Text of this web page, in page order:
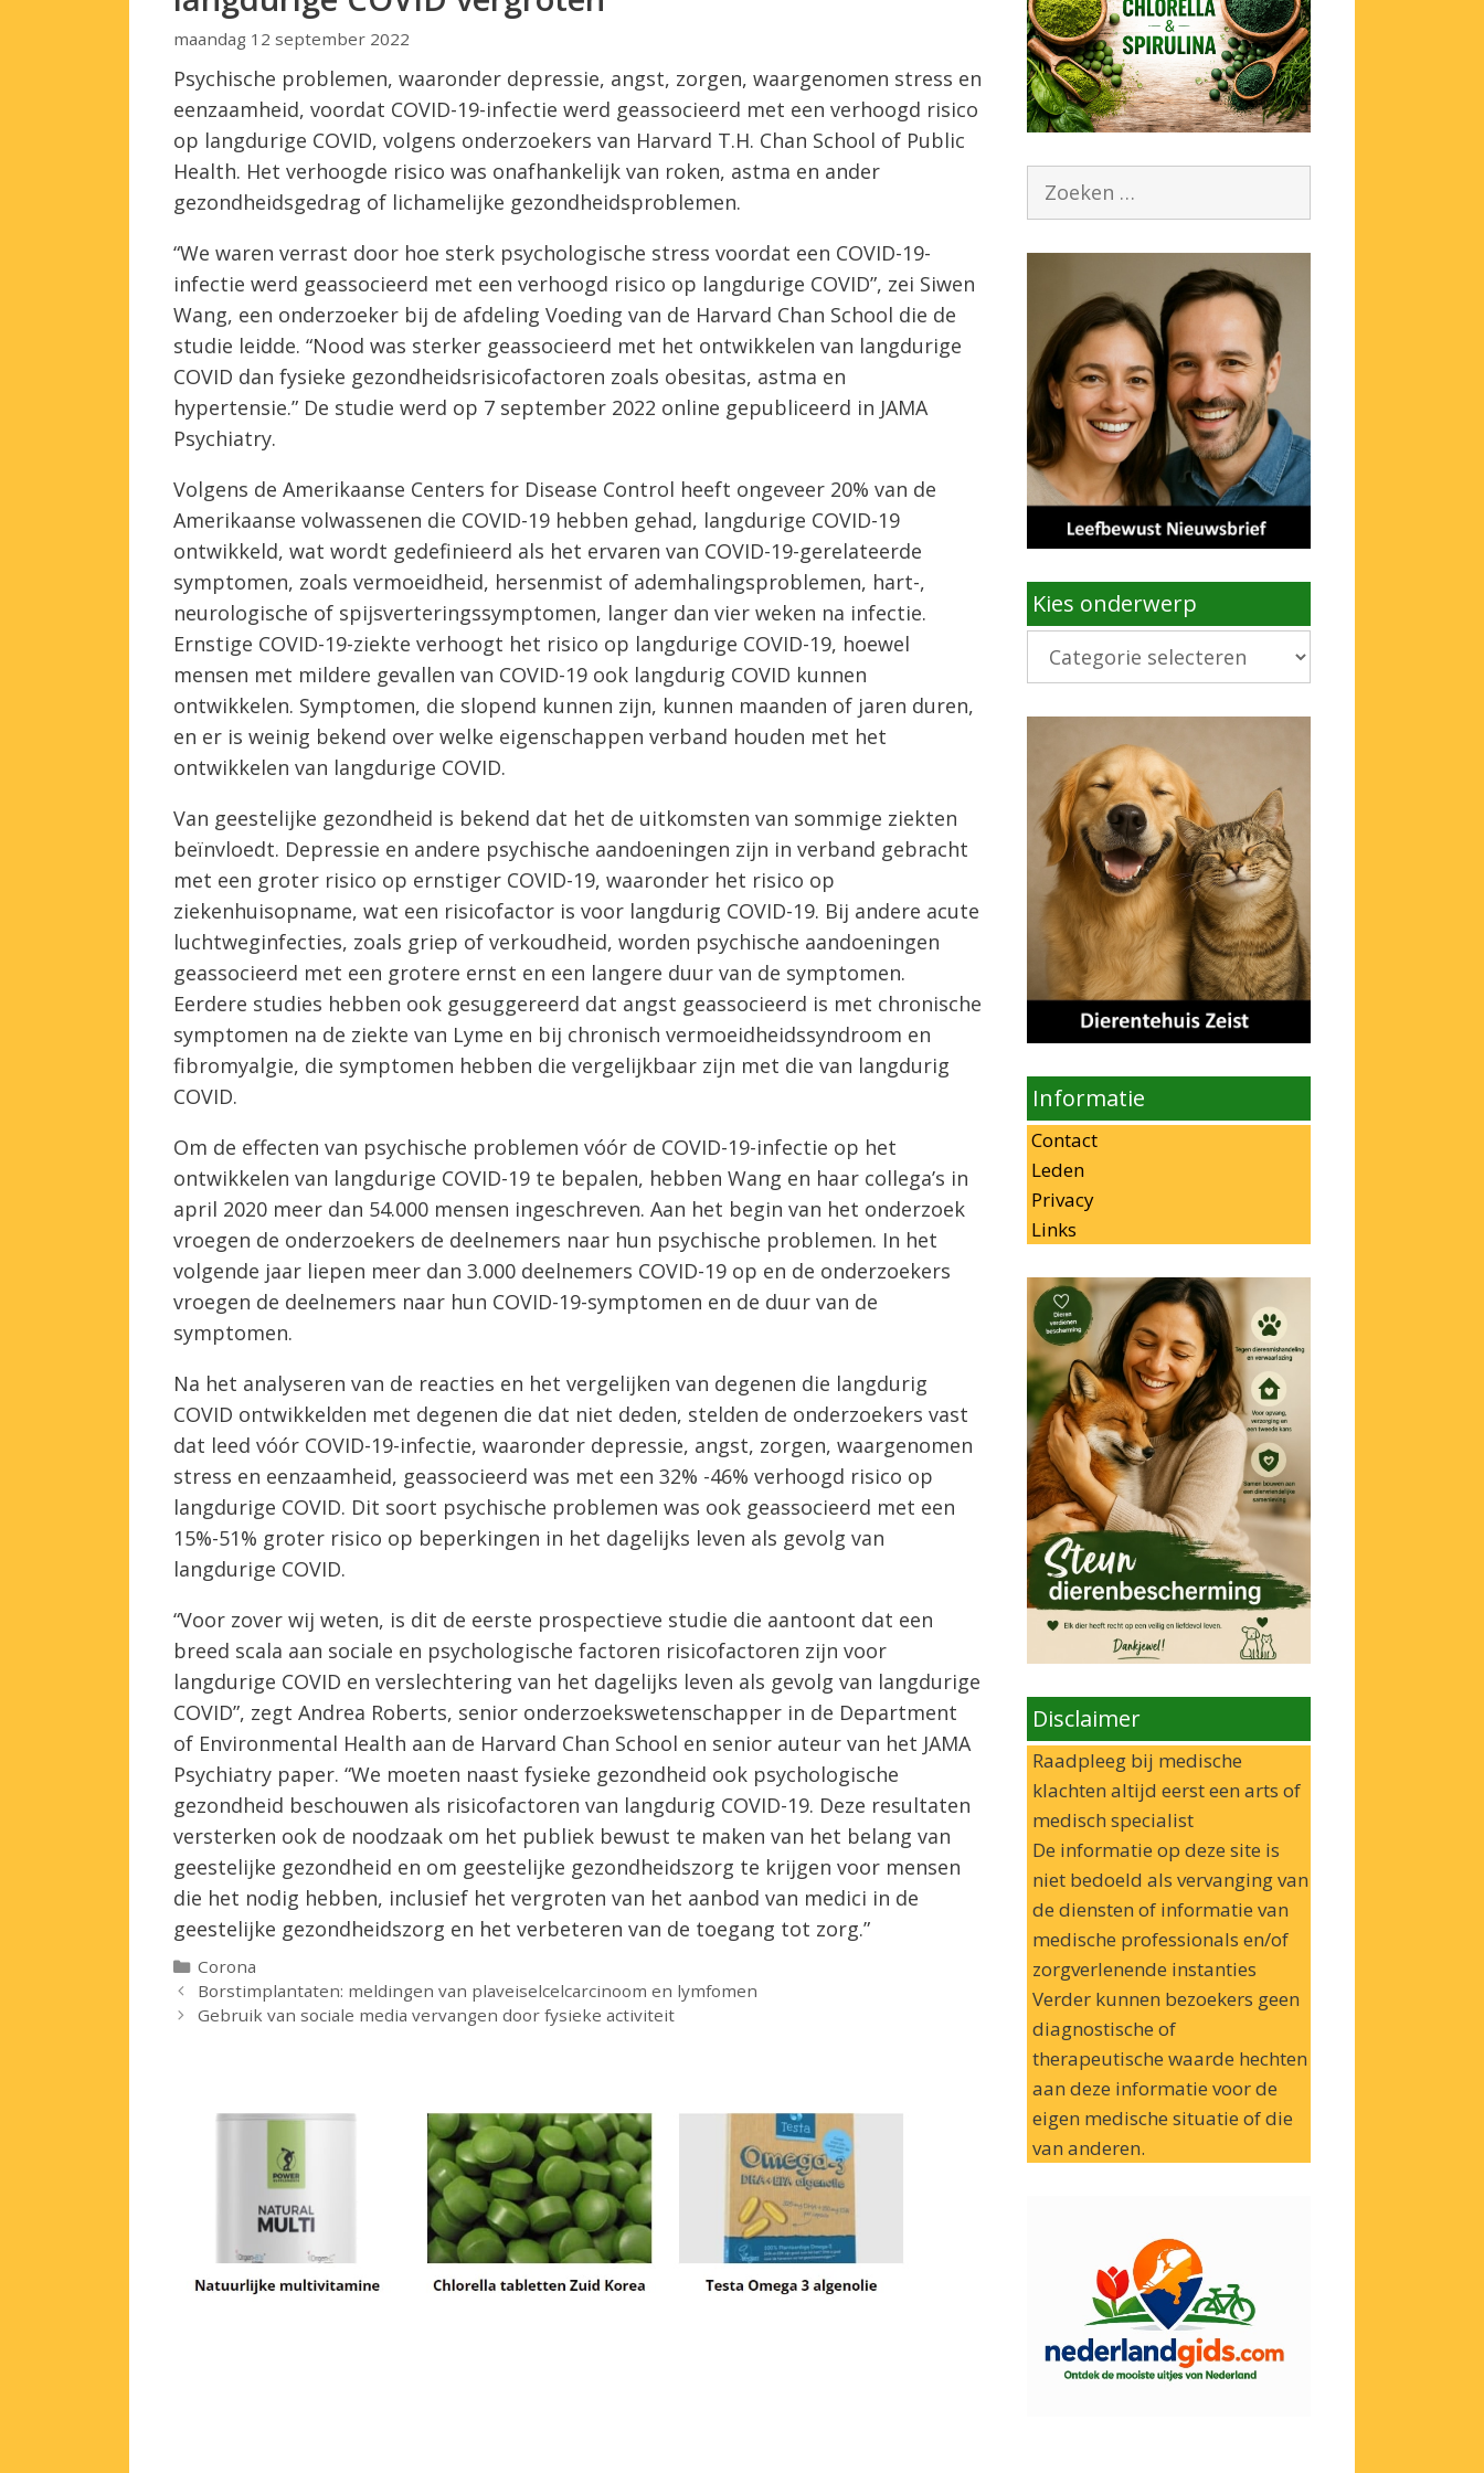
maandag 12 september 2022
Psychische problemen, waaronder depressie, angst, zorgen, waargenomen stress en
eenzaamheid, voordat COVID-19-infectie werd geassocieerd met een verhoogd risico
op langdurige COVID, volgens onderzoekers van Harvard T.H. Chan School of Public
Health. Het verhoogde risico was onafhankelijk van roken, astma en ander
gezondheidsgedrag of lichamelijke gezondheidsproblemen.
“We waren verrast door hoe sterk psychologische stress voordat een COVID-19-
infectie werd geassocieerd met een verhoogd risico op langdurige COVID”, zei Siwen
Wang, een onderzoeker bij de afdeling Voeding van de Harvard Chan School die de
studie leidde. “Nood was sterker geassocieerd met het ontwikkelen van langdurige
COVID dan fysieke gezondheidsrisicofactoren zoals obesitas, astma en
hypertensie.” De studie werd op 7 september 2022 online gepubliceerd in JAMA
Psychiatry.
Volgens de Amerikaanse Centers for Disease Control heeft ongeveer 20% van de
Amerikaanse volwassenen die COVID-19 hebben gehad, langdurige COVID-19
ontwikkeld, wat wordt gedefinieerd als het ervaren van COVID-19-gerelateerde
symptomen, zoals vermoeidheid, hersenmist of ademhalingsproblemen, hart-,
neurologische of spijsverteringssymptomen, langer dan vier weken na infectie.
Ernstige COVID-19-ziekte verhoogt het risico op langdurige COVID-19, hoewel
mensen met mildere gevallen van COVID-19 ook langdurig COVID kunnen
ontwikkelen. Symptomen, die slopend kunnen zijn, kunnen maanden of jaren duren,
en er is weinig bekend over welke eigenschappen verband houden met het
ontwikkelen van langdurige COVID.
Van geestelijke gezondheid is bekend dat het de uitkomsten van sommige ziekten
beïnvloedt. Depressie en andere psychische aandoeningen zijn in verband gebracht
met een groter risico op ernstiger COVID-19, waaronder het risico op
ziekenhuisopname, wat een risicofactor is voor langdurig COVID-19. Bij andere acute
luchtweginfecties, zoals griep of verkoudheid, worden psychische aandoeningen
geassocieerd met een grotere ernst en een langere duur van de symptomen.
Eerdere studies hebben ook gesuggereerd dat angst geassocieerd is met chronische
symptomen na de ziekte van Lyme en bij chronisch vermoeidheidssyndroom en
fibromyalgie, die symptomen hebben die vergelijkbaar zijn met die van langdurig
COVID.
Om de effecten van psychische problemen vóór de COVID-19-infectie op het
ontwikkelen van langdurige COVID-19 te bepalen, hebben Wang en haar collega’s in
april 2020 meer dan 54.000 mensen ingeschreven. Aan het begin van het onderzoek
vroegen de onderzoekers de deelnemers naar hun psychische problemen. In het
volgende jaar liepen meer dan 3.000 deelnemers COVID-19 op en de onderzoekers
vroegen de deelnemers naar hun COVID-19-symptomen en de duur van de
symptomen.
Na het analyseren van de reacties en het vergelijken van degenen die langdurig
COVID ontwikkelden met degenen die dat niet deden, stelden de onderzoekers vast
dat leed vóór COVID-19-infectie, waaronder depressie, angst, zorgen, waargenomen
stress en eenzaamheid, geassocieerd was met een 32% -46% verhoogd risico op
langdurige COVID. Dit soort psychische problemen was ook geassocieerd met een
15%-51% groter risico op beperkingen in het dagelijks leven als gevolg van
langdurige COVID.
“Voor zover wij weten, is dit de eerste prospectieve studie die aantoont dat een
breed scala aan sociale en psychologische factoren risicofactoren zijn voor
langdurige COVID en verslechtering van het dagelijks leven als gevolg van langdurige
COVID”, zegt Andrea Roberts, senior onderzoekswetenschapper in de Department
of Environmental Health aan de Harvard Chan School en senior auteur van het JAMA
Psychiatry paper. “We moeten naast fysieke gezondheid ook psychologische
gezondheid beschouwen als risicofactoren van langdurig COVID-19. Deze resultaten
versterken ook de noodzaak om het publiek bewust te maken van het belang van
geestelijke gezondheid en om geestelijke gezondheidszorg te krijgen voor mensen
die het nodig hebben, inclusief het vergroten van het aanbod van medici in de
geestelijke gezondheidszorg en het verbeteren van de toegang tot zorg.”
Categorieën
Corona
Borstimplantaten: meldingen van plaveiselcelcarcinoom en lymfomen
Gebruik van sociale media vervangen door fysieke activiteit
Zoek
Kies onderwerp
Kies
onderwerp
Informatie
Contact
Leden
Privacy
Links
Disclaimer
Raadpleeg bij medische
klachten altijd eerst een arts of
medisch specialist
De informatie op deze site is
niet bedoeld als vervanging van
de diensten of informatie van
medische professionals en/of
zorgverlenende instanties
Verder kunnen bezoekers geen
diagnostische of
therapeutische waarde hechten
aan deze informatie voor de
eigen medische situatie of die
van anderen.